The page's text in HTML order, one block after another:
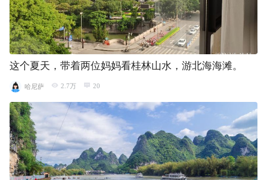
这个夏天，带着两位妈妈看桂林山水，游北海海滩。
哈尼萨 2.7万 20